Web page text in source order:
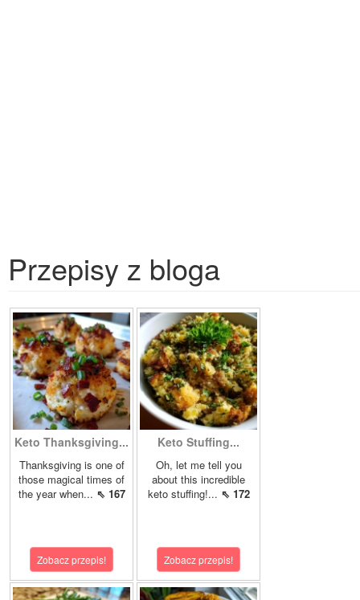
Przepisy z bloga
Keto Thanksgiving...
Thanksgiving is one of
those magical times of
the year when... ⇖ 167
Zobacz przepis!
Keto Stuffing...
Oh, let me tell you
about this incredible
keto stuffing!... ⇖ 172
Zobacz przepis!